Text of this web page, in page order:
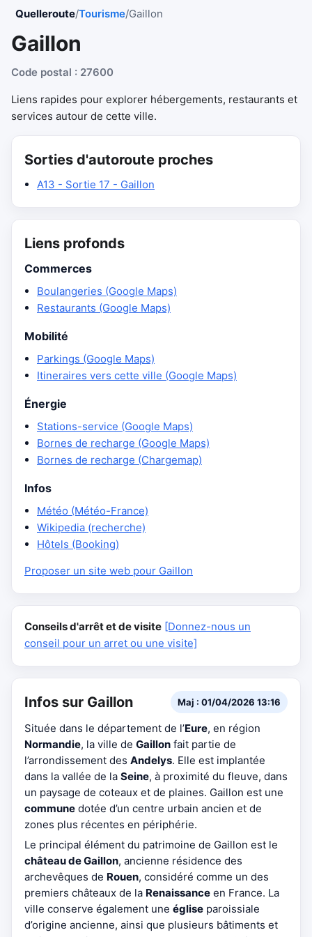
Quelleroute/Tourisme/Gaillon
Gaillon
Code postal : 27600
Liens rapides pour explorer hébergements, restaurants et
services autour de cette ville.
Sorties d'autoroute proches
A13 - Sortie 17 - Gaillon
Liens profonds
Commerces
Boulangeries (Google Maps)
Restaurants (Google Maps)
Mobilité
Parkings (Google Maps)
Itineraires vers cette ville (Google Maps)
Énergie
Stations-service (Google Maps)
Bornes de recharge (Google Maps)
Bornes de recharge (Chargemap)
Infos
Météo (Météo-France)
Wikipedia (recherche)
Hôtels (Booking)
Proposer un site web pour Gaillon
Conseils d'arrêt et de visite [Donnez-nous un
conseil pour un arret ou une visite]
Infos sur Gaillon Maj : 01/04/2026 13:16
Située dans le département de l’Eure, en région
Normandie, la ville de Gaillon fait partie de
l’arrondissement des Andelys. Elle est implantée
dans la vallée de la Seine, à proximité du fleuve, dans
un paysage de coteaux et de plaines. Gaillon est une
commune dotée d’un centre urbain ancien et de
zones plus récentes en périphérie.
Le principal élément du patrimoine de Gaillon est le
château de Gaillon, ancienne résidence des
archevêques de Rouen, considéré comme un des
premiers châteaux de la Renaissance en France. La
ville conserve également une église paroissiale
d’origine ancienne, ainsi que plusieurs bâtiments et